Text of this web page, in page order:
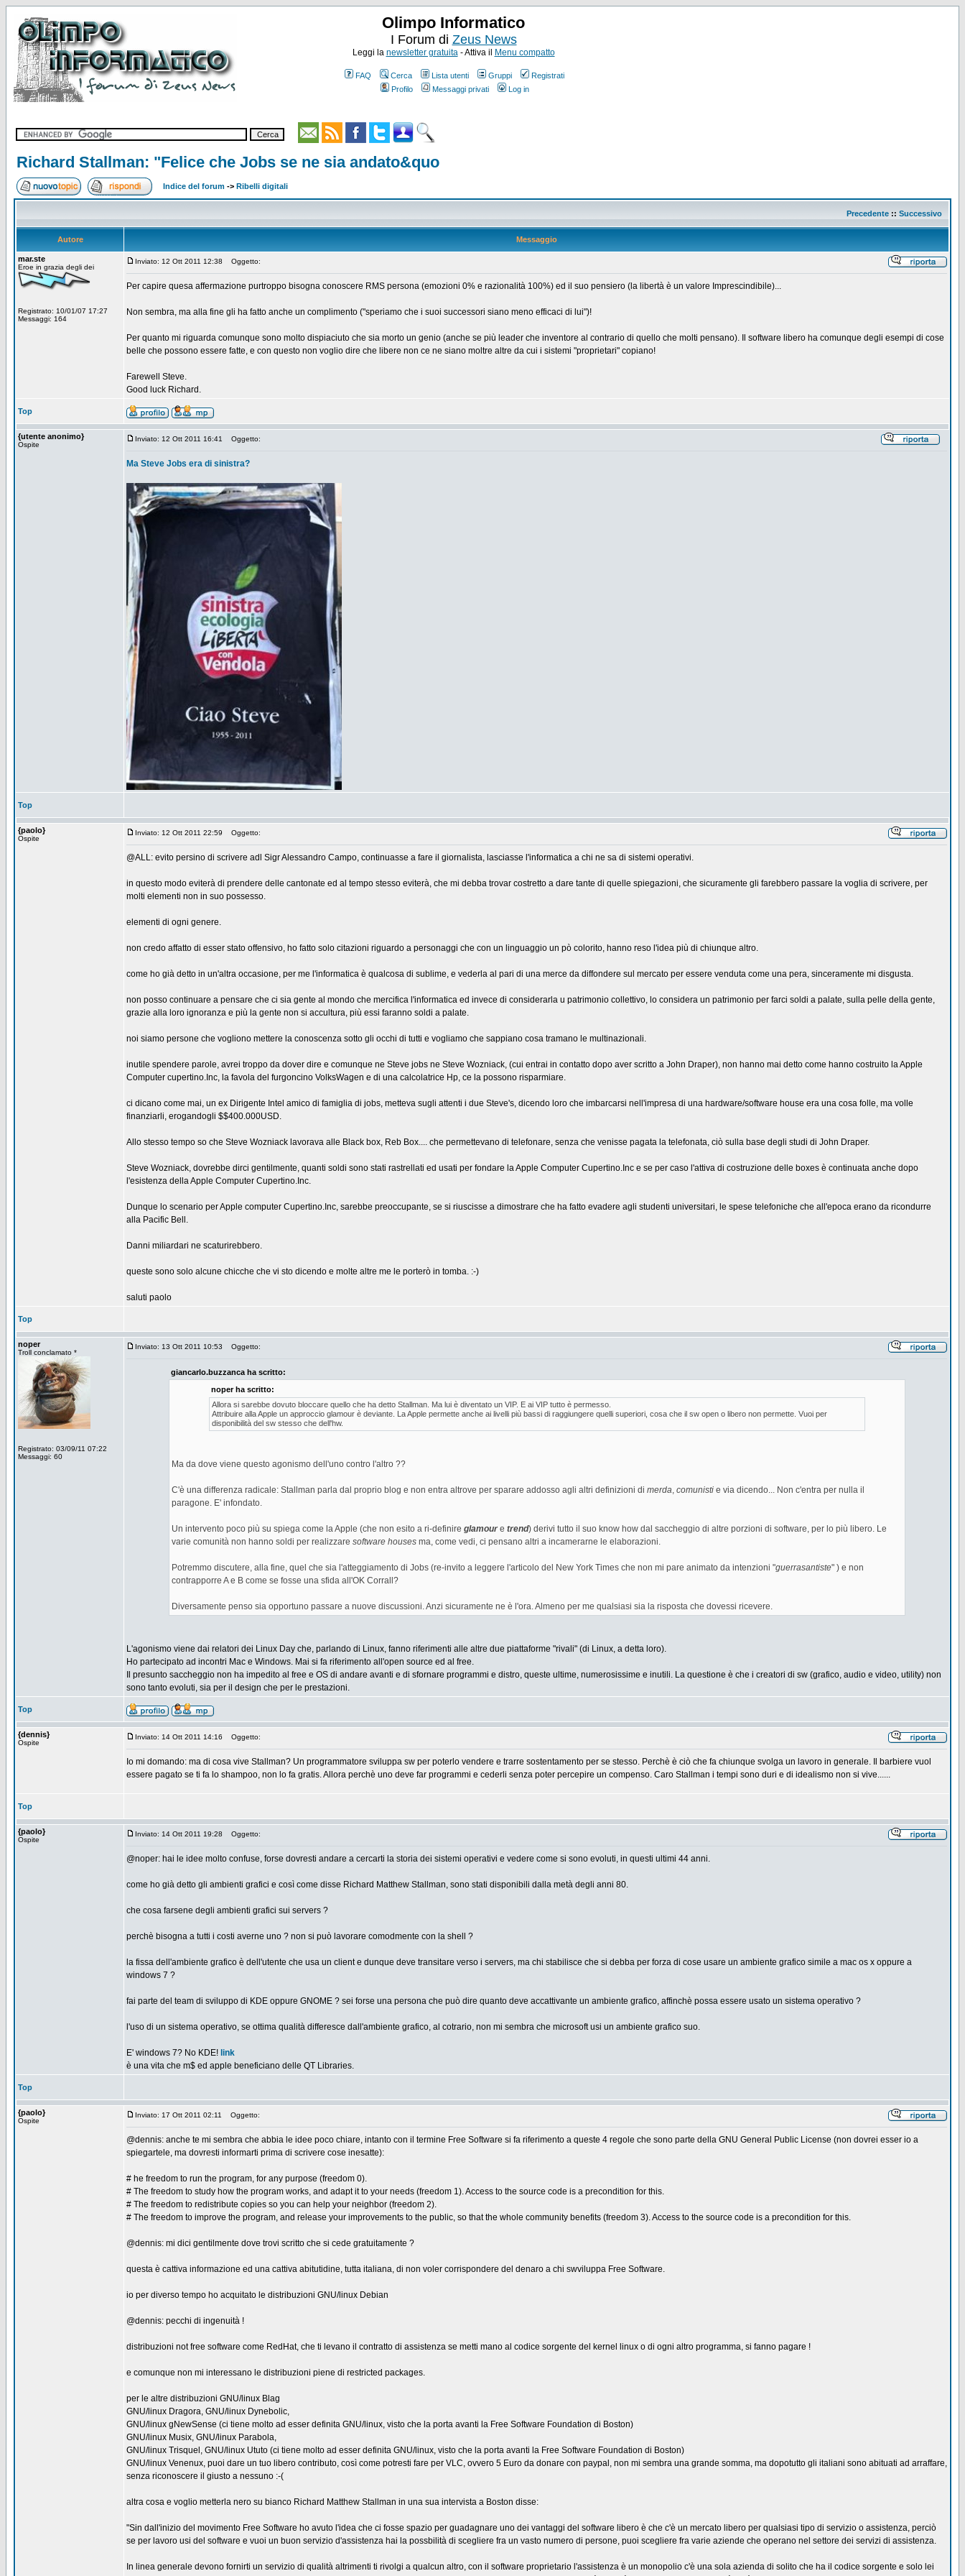
Olimpo Informatico
I Forum di Zeus News
Leggi la newsletter gratuita- Attiva il Menu compatto
FAQ Cerca Lista utenti Gruppi
Registrati
Profilo
Messaggi privati Log in
Richard Stallman: "Felice che Jobs se ne sia andato&quo
Indice del forum -> Ribelli digitali
Precedente :: Successivo
Autore Messaggio
mar.ste
Eroe in grazia degli dei
Registrato: 10/01/07 17:27
Messaggi: 164
Inviato: 12 Ott 2011 12:38 Oggetto:
Per capire quesa affermazione purtroppo bisogna conoscere RMS persona (emozioni 0% e razionalità 100%) ed il suo pensiero (la libertà è un valore Imprescindibile)...
Non sembra, ma alla fine gli ha fatto anche un complimento ("speriamo che i suoi successori siano meno efficaci di lui")!
Per quanto mi riguarda comunque sono molto dispiaciuto che sia morto un genio (anche se più leader che inventore al contrario di quello che molti pensano). Il software libero ha comunque degli esempi di cose
belle che possono essere fatte, e con questo non voglio dire che libere non ce ne siano moltre altre da cui i sistemi "proprietari" copiano!
Farewell Steve.
Good luck Richard.
Top
{utente anonimo}
Ospite
Inviato: 12 Ott 2011 16:41 Oggetto:
Ma Steve Jobs era di sinistra?
Top
{paolo}
Ospite
Inviato: 12 Ott 2011 22:59 Oggetto:
@ALL: evito persino di scrivere adl Sigr Alessandro Campo, continuasse a fare il giornalista, lasciasse l'informatica a chi ne sa di sistemi operativi.
in questo modo eviterà di prendere delle cantonate ed al tempo stesso eviterà, che mi debba trovar costretto a dare tante di quelle spiegazioni, che sicuramente gli farebbero passare la voglia di scrivere, per
molti elementi non in suo possesso.
elementi di ogni genere.
non credo affatto di esser stato offensivo, ho fatto solo citazioni riguardo a personaggi che con un linguaggio un pò colorito, hanno reso l'idea più di chiunque altro.
come ho già detto in un'altra occasione, per me l'informatica è qualcosa di sublime, e vederla al pari di una merce da diffondere sul mercato per essere venduta come una pera, sinceramente mi disgusta.
non posso continuare a pensare che ci sia gente al mondo che mercifica l'informatica ed invece di considerarla u patrimonio collettivo, lo considera un patrimonio per farci soldi a palate, sulla pelle della gente,
grazie alla loro ignoranza e più la gente non si accultura, più essi faranno soldi a palate.
noi siamo persone che vogliono mettere la conoscenza sotto gli occhi di tutti e vogliamo che sappiano cosa tramano le multinazionali.
inutile spendere parole, avrei troppo da dover dire e comunque ne Steve jobs ne Steve Wozniack, (cui entrai in contatto dopo aver scritto a John Draper), non hanno mai detto come hanno costruito la Apple
Computer cupertino.Inc, la favola del furgoncino VolksWagen e di una calcolatrice Hp, ce la possono risparmiare.
ci dicano come mai, un ex Dirigente Intel amico di famiglia di jobs, metteva sugli attenti i due Steve's, dicendo loro che imbarcarsi nell'impresa di una hardware/software house era una cosa folle, ma volle
finanziarli, erogandogli $$400.000USD.
Allo stesso tempo so che Steve Wozniack lavorava alle Black box, Reb Box.... che permettevano di telefonare, senza che venisse pagata la telefonata, ciò sulla base degli studi di John Draper.
Steve Wozniack, dovrebbe dirci gentilmente, quanti soldi sono stati rastrellati ed usati per fondare la Apple Computer Cupertino.Inc e se per caso l'attiva di costruzione delle boxes è continuata anche dopo
l'esistenza della Apple Computer Cupertino.Inc.
Dunque lo scenario per Apple computer Cupertino.Inc, sarebbe preoccupante, se si riuscisse a dimostrare che ha fatto evadere agli studenti universitari, le spese telefoniche che all'epoca erano da ricondurre
alla Pacific Bell.
Danni miliardari ne scaturirebbero.
queste sono solo alcune chicche che vi sto dicendo e molte altre me le porterò in tomba. :-)
saluti paolo
Top
noper
Troll conclamato *
Registrato: 03/09/11 07:22
Messaggi: 60
Inviato: 13 Ott 2011 10:53 Oggetto:
giancarlo.buzzanca ha scritto:
noper ha scritto:
Allora si sarebbe dovuto bloccare quello che ha detto Stallman. Ma lui è diventato un VIP. E ai VIP tutto è permesso.
Attribuire alla Apple un approccio glamour è deviante. La Apple permette anche ai livelli più bassi di raggiungere quelli superiori, cosa che il sw open o libero non permette. Vuoi per
disponibilità del sw stesso che dell'hw.
Ma da dove viene questo agonismo dell'uno contro l'altro ??
C'è una differenza radicale: Stallman parla dal proprio blog e non entra altrove per sparare addosso agli altri definizioni di merda, comunisti e via dicendo... Non c'entra per nulla il
paragone. E' infondato.
Un intervento poco più su spiega come la Apple (che non esito a ri-definire glamour e trend) derivi tutto il suo know how dal saccheggio di altre porzioni di software, per lo più libero. Le
varie comunità non hanno soldi per realizzare software housesma, come vedi, ci pensano altri a incamerarne le elaborazioni.
Potremmo discutere, alla fine, quel che sia l'atteggiamento di Jobs (re-invito a leggere l'articolo del New York Times che non mi pare animato da intenzioni "guerrasantiste" ) e non
contrapporre A e B come se fosse una sfida all'OK Corrall?
Diversamente penso sia opportuno passare a nuove discussioni. Anzi sicuramente ne è l'ora. Almeno per me qualsiasi sia la risposta che dovessi ricevere.
L'agonismo viene dai relatori dei Linux Day che, parlando di Linux, fanno riferimenti alle altre due piattaforme "rivali" (di Linux, a detta loro).
Ho partecipato ad incontri Mac e Windows. Mai si fa riferimento all'open source ed al free.
Il presunto saccheggio non ha impedito al free e OS di andare avanti e di sfornare programmi e distro, queste ultime, numerosissime e inutili. La questione è che i creatori di sw (grafico, audio e video, utility) non
sono tanto evoluti, sia per il design che per le prestazioni.
Top
{dennis}
Ospite
Inviato: 14 Ott 2011 14:16 Oggetto:
Io mi domando: ma di cosa vive Stallman? Un programmatore sviluppa sw per poterlo vendere e trarre sostentamento per se stesso. Perchè è ciò che fa chiunque svolga un lavoro in generale. Il barbiere vuol
essere pagato se ti fa lo shampoo, non lo fa gratis. Allora perchè uno deve far programmi e cederli senza poter percepire un compenso. Caro Stallman i tempi sono duri e di idealismo non si vive......
Top
{paolo}
Ospite
Inviato: 14 Ott 2011 19:28 Oggetto:
@noper: hai le idee molto confuse, forse dovresti andare a cercarti la storia dei sistemi operativi e vedere come si sono evoluti, in questi ultimi 44 anni.
come ho già detto gli ambienti grafici e così come disse Richard Matthew Stallman, sono stati disponibili dalla metà degli anni 80.
che cosa farsene degli ambienti grafici sui servers ?
perchè bisogna a tutti i costi averne uno ? non si può lavorare comodmente con la shell ?
la fissa dell'ambiente grafico è dell'utente che usa un client e dunque deve transitare verso i servers, ma chi stabilisce che si debba per forza di cose usare un ambiente grafico simile a mac os x oppure a
windows 7 ?
fai parte del team di sviluppo di KDE oppure GNOME ? sei forse una persona che può dire quanto deve accattivante un ambiente grafico, affinchè possa essere usato un sistema operativo ?
l'uso di un sistema operativo, se ottima qualità differesce dall'ambiente grafico, al cotrario, non mi sembra che microsoft usi un ambiente grafico suo.
E' windows 7? No KDE! link
è una vita che m$ ed apple beneficiano delle QT Libraries.
Top
{paolo}
Ospite
Inviato: 17 Ott 2011 02:11 Oggetto:
@dennis: anche te mi sembra che abbia le idee poco chiare, intanto con il termine Free Software si fa riferimento a queste 4 regole che sono parte della GNU General Public License (non dovrei esser io a
spiegartele, ma dovresti informarti prima di scrivere cose inesatte):
# he freedom to run the program, for any purpose (freedom 0).
# The freedom to study how the program works, and adapt it to your needs (freedom 1). Access to the source code is a precondition for this.
# The freedom to redistribute copies so you can help your neighbor (freedom 2).
# The freedom to improve the program, and release your improvements to the public, so that the whole community benefits (freedom 3). Access to the source code is a precondition for this.
@dennis: mi dici gentilmente dove trovi scritto che si cede gratuitamente ?
questa è cattiva informazione ed una cattiva abitutidine, tutta italiana, di non voler corrispondere del denaro a chi swviluppa Free Software.
io per diverso tempo ho acquitato le distribuzioni GNU/linux Debian
@dennis: pecchi di ingenuità !
distribuzioni not free software come RedHat, che ti levano il contratto di assistenza se metti mano al codice sorgente del kernel linux o di ogni altro programma, si fanno pagare !
e comunque non mi interessano le distribuzioni piene di restricted packages.
per le altre distribuzioni GNU/linux Blag
GNU/linux Dragora, GNU/linux Dynebolic,
GNU/linux gNewSense (ci tiene molto ad esser definita GNU/linux, visto che la porta avanti la Free Software Foundation di Boston)
GNU/linux Musix, GNU/linux Parabola,
GNU/linux Trisquel, GNU/linux Ututo (ci tiene molto ad esser definita GNU/linux, visto che la porta avanti la Free Software Foundation di Boston)
GNU/linux Venenux, puoi dare un tuo libero contributo, così come potresti fare per VLC, ovvero 5 Euro da donare con paypal, non mi sembra una grande somma, ma dopotutto gli italiani sono abituati ad arraffare,
senza riconoscere il giusto a nessuno :-(
altra cosa e voglio metterla nero su bianco Richard Matthew Stallman in una sua intervista a Boston disse:
"Sin dall'inizio del movimento Free Software ho avuto l'idea che ci fosse spazio per guadagnare uno dei vantaggi del software libero è che c'è un mercato libero per qualsiasi tipo di servizio o assistenza, perciò
se per lavoro usi del software e vuoi un buon servizio d'assistenza hai la possbilità di scegliere fra un vasto numero di persone, puoi scegliere fra varie aziende che operano nel settore dei servizi di assistenza.
In linea generale devono fornirti un servizio di qualità altrimenti ti rivolgi a qualcun altro, con il software proprietario l'assistenza è un monopolio c'è una sola azienda di solito che ha il codice sorgente e solo lei